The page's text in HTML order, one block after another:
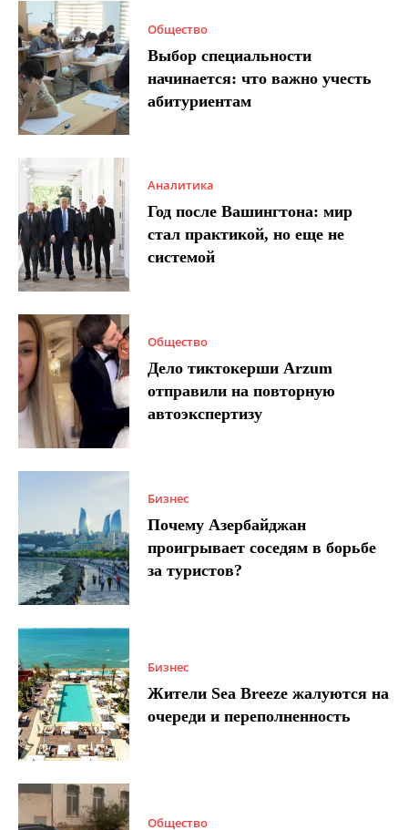
Общество
Выбор специальности
начинается: что важно учесть
абитуриентам
Аналитика
Год после Вашингтона: мир
стал практикой, но еще не
системой
Общество
Дело тиктокерши Arzum
отправили на повторную
автоэкспертизу
Бизнес
Почему Азербайджан
проигрывает соседям в борьбе
за туристов?
Бизнес
Жители Sea Breeze жалуются на
очереди и переполненность
Общество